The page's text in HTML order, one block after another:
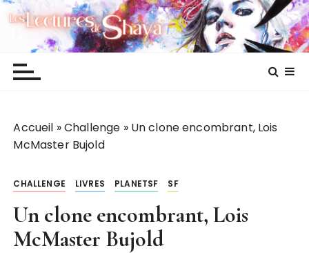
P
Les lectures de Shaya
Accueil »Challenge » Un clone encombrant, Lois
McMaster Bujold
CHALLENGE LIVRES PLANETSF SF
Un clone encombrant, Lois
McMaster Bujold